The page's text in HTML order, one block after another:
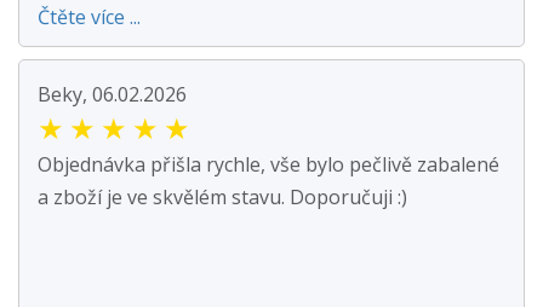
Čtěte více ...
Beky, 06.02.2026
★ ★ ★ ★ ★
Objednávka přišla rychle, vše bylo pečlivě zabalené
a zboží je ve skvělém stavu. Doporučuji :)